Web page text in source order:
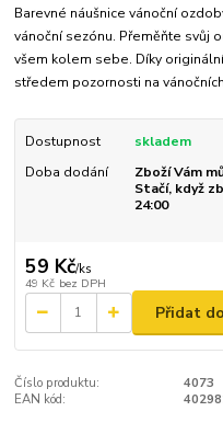
Barevné náušnice vánoční
vánoční sezónu. Přeměňte svůj
všem kolem sebe. Díky
středem pozornosti na
Dostupnost
skladem
Doba dodání
Zboží Vám
Stačí, když
24:00
59 Kč/ks
49 Kč bez DPH
Přidat
Číslo produktu:
4073
EAN kód: